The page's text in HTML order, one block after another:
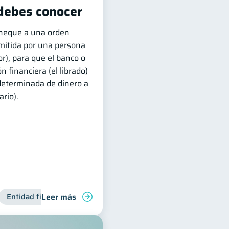
Finanzas para jóvenes
conocer
a una orden
por una persona
para que el banco o
financiera (el librado)
de dinero a
Entidad financiera Finanzas personales
Leer más